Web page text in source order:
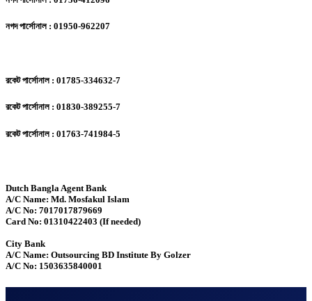
নগদ পার্সোনাল : 01950-962207
রকেট পার্সোনাল : 01785-334632-7
রকেট পার্সোনাল : 01830-389255-7
রকেট পার্সোনাল : 01763-741984-5
Dutch Bangla Agent Bank
A/C Name: Md. Mosfakul Islam
A/C No: 7017017879669
Card No: 01310422403 (If needed)
City Bank
A/C Name: Outsourcing BD Institute By Golzer
A/C No: 1503635840001